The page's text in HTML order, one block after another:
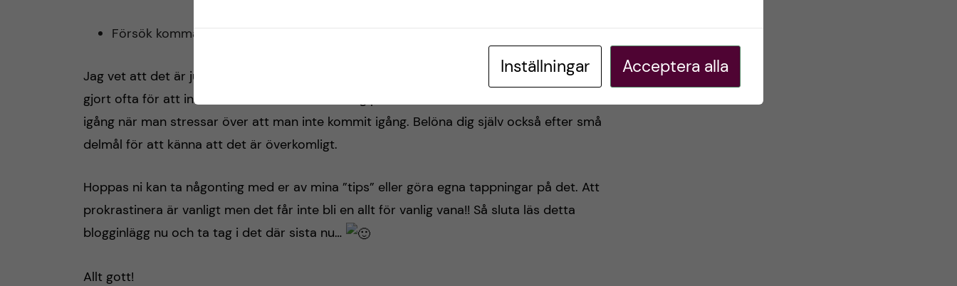
Försök komma igång tidigt!
Jag vet att det är just det här som är jobbigt. Att komma igång. Men försök med att få lite
gjort ofta för att inte sitta där sen med fullskalig panik. Det blir inte enklare att komma
igång när man stressar över att man inte kommit igång. Belöna dig själv också efter små
delmål för att känna att det är överkomligt.
Hoppas ni kan ta någonting med er av mina ”tips” eller göra egna tappningar på det. Att
prokrastinera är vanligt men det får inte bli en allt för vanlig vana!! Så sluta läs detta
blogginlägg nu och ta tag i det där sista nu…
Allt gott!
Inställningar Acceptera alla